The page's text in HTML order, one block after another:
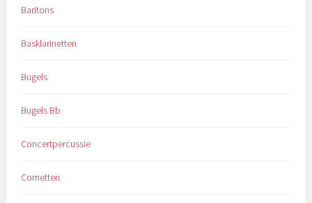
Baritons
Basklarinetten
Bugels
Bugels Bb
Concertpercussie
Cornetten